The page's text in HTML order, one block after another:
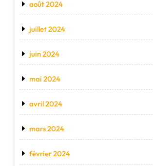
août 2024
juillet 2024
juin 2024
mai 2024
avril 2024
mars 2024
février 2024